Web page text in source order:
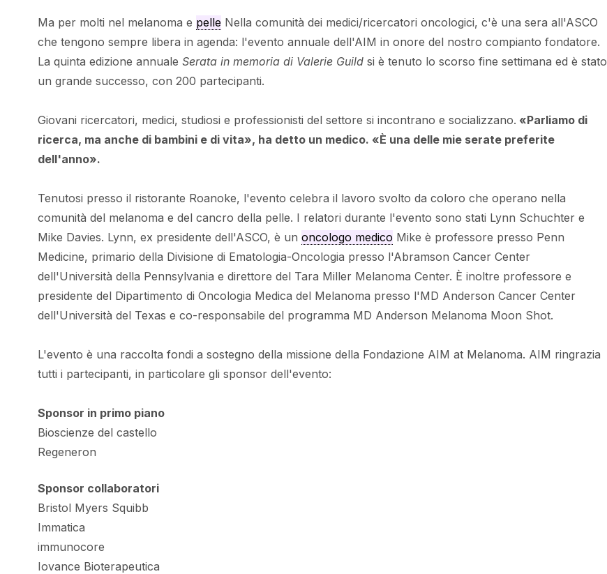
Ma per molti nel melanoma e pelleNella comunità dei medici/ricercatori oncologici, c'è una sera all'ASCO
che tengono sempre libera in agenda: l'evento annuale dell'AIM in onore del nostro compianto fondatore.
La quinta edizione annuale Serata in memoria di Valerie Guildsi è tenuto lo scorso fine settimana ed è stato
un grande successo, con 200 partecipanti.
Giovani ricercatori, medici, studiosi e professionisti del settore si incontrano e socializzano. «Parliamo di
ricerca, ma anche di bambini e di vita», ha detto un medico. «È una delle mie serate preferite
dell'anno».
Tenutosi presso il ristorante Roanoke, l'evento celebra il lavoro svolto da coloro che operano nella
comunità del melanoma e del cancro della pelle. I relatori durante l'evento sono stati Lynn Schuchter e
Mike Davies. Lynn, ex presidente dell'ASCO, è un oncologo medico Mike è professore presso Penn
Medicine, primario della Divisione di Ematologia-Oncologia presso l'Abramson Cancer Center
dell'Università della Pennsylvania e direttore del Tara Miller Melanoma Center. È inoltre professore e
presidente del Dipartimento di Oncologia Medica del Melanoma presso l'MD Anderson Cancer Center
dell'Università del Texas e co-responsabile del programma MD Anderson Melanoma Moon Shot.
L'evento è una raccolta fondi a sostegno della missione della Fondazione AIM at Melanoma. AIM ringrazia
tutti i partecipanti, in particolare gli sponsor dell'evento:
Sponsor in primo piano
Bioscienze del castello
Regeneron
Sponsor collaboratori
Bristol Myers Squibb
Immatica
immunocore
Iovance Bioterapeutica